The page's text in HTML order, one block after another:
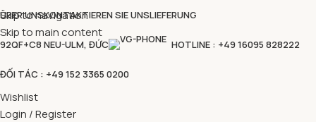
Skip to navigation
Skip to main content
ÜBER UNSKONTAKTIEREN SIE UNSLIEFERUNG
92QF+C8 NEU-ULM, ĐỨC HOTLINE : +49 16095 828222
ĐỐI TÁC : +49 152 3365 0200
Wishlist
Login / Register